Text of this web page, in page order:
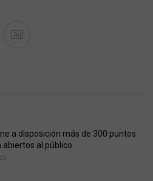
Ad
a disposición más de 300 puntos
abiertos al público